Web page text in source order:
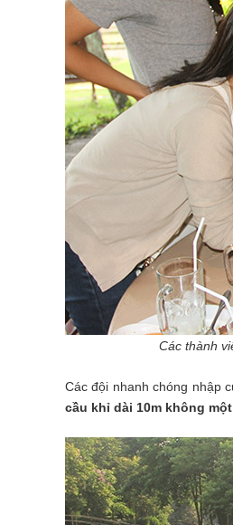
Các thành
Các đội nhanh chóng nhập
cầu khỉ dài 10m không